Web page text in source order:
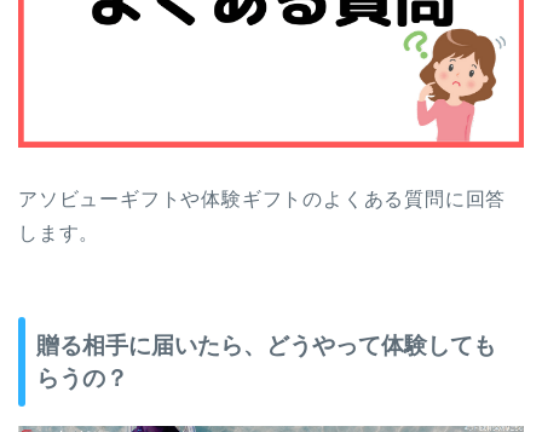
アソビューギフトや体験ギフトのよくある質問に回答
します。
贈る相手に届いたら、どうやって体験しても
らうの？